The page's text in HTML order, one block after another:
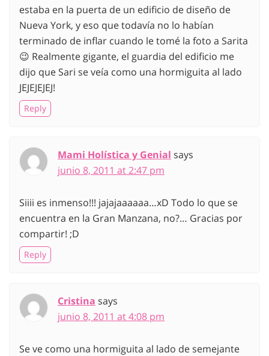
estaba en la puerta de un edificio de diseño de
Nueva York, y eso que todavía no lo habían
terminado de inflar cuando le tomé la foto a Sarita
😉 Realmente gigante, el guardia del edificio me
dijo que Sari se veía como una hormiguita al lado
JEJEJEJEJ!
Reply
Mami Holística y Genial says
junio 8, 2011 at 2:47 pm
Siiii es inmenso!!! jajajaaaaaa…xD Todo lo que se
encuentra en la Gran Manzana, no?… Gracias por
compartir! ;D
Reply
Cristina says
junio 8, 2011 at 4:08 pm
Se ve como una hormiguita al lado de semejante